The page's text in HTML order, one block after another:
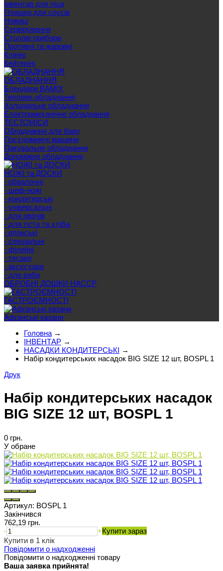
Інвентар для піци
Пляшки для соусів
Ножиці
Сервірування
Cтолові прибори
Противні та жаровні
Клінінг
Кейтерінг
ОБЛАДНАННЯ
Блендери BAMIX
Теплове обладнання
Холодильне обладнання
Електромеханічне обладнання
ТЕСТОМІСИ
Обладнання для бару
Посудомиючі машини
Пакувальне обладнання
Допоміжне обладнання
НОЖІ та ДОСКИ
- обвалочні
- шеф-ножі
- кондитерські
- універсальні
- для овочів
- для тіста та хліба
- японські
- спеціальні
- філейні
- тесаки
- аксесуари
- для риби
ОБРОБНІ ДОШКИ HACCP
ГАСТРОЄМНОСТІ
Афганські казани
Головна →
ІНВЕНТАР →
НАСАДКИ КОНДИТЕРСЬКІ →
Набір кондитерських насадок BIG SIZE 12 шт, BOSPL 1
Друк
Набір кондитерських насадок
BIG SIZE 12 шт, BOSPL 1
0 грн.
У обране
Артикул: BOSPL 1
Закінчився
762,19 грн.
-
+Купити зараз
Купити в 1 клік
Повідомити о надходженні
Повідомити о надходженні товару
Ваша заявка прийнята!